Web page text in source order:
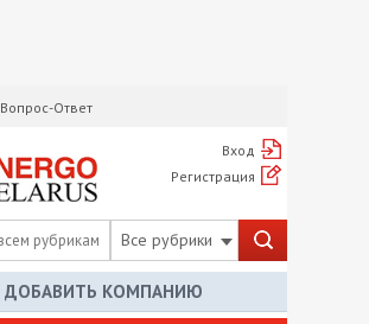
Вопрос-Ответ
Вход
Регистрация
Все рубрики
ДОБАВИТЬ КОМПАНИЮ